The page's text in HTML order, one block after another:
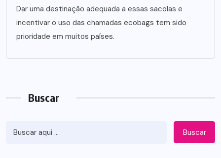
Dar uma destinação adequada a essas sacolas e
incentivar o uso das chamadas ecobags tem sido
prioridade em muitos países.
Buscar
Buscar